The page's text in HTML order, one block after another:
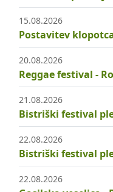
15.08.2026
Postavitev
20.08.2026
Reggae festival -
21.08.2026
Bistriški festival
22.08.2026
Bistriški festival
22.08.2026